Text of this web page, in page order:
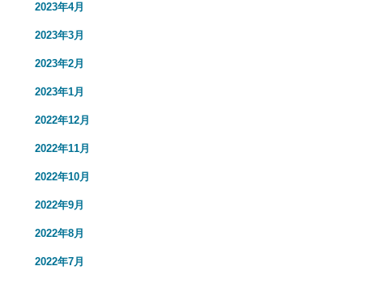
2023年4月
2023年3月
2023年2月
2023年1月
2022年12月
2022年11月
2022年10月
2022年9月
2022年8月
2022年7月